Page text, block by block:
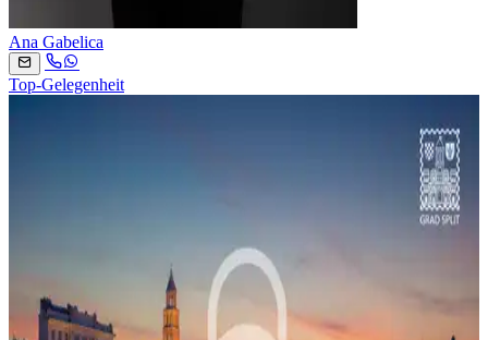
Ana Gabelica
Top-Gelegenheit